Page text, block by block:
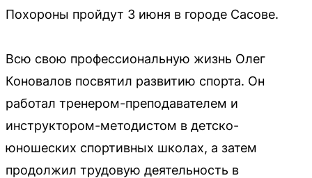
Похороны пройдут 3 июня в городе Сасове.
Всю свою профессиональную жизнь Олег
Коновалов посвятил развитию спорта. Он
работал тренером-преподавателем и
инструктором-методистом в детско-
юношеских спортивных школах, а затем
продолжил трудовую деятельность в